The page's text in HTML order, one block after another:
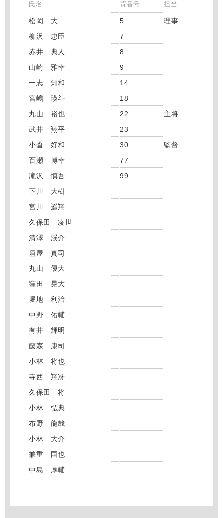
氏名 背番号 担当
松岡 大 5
理事
柳沢 忠臣
7
赤井 典人
8
山崎 雅幸
9
一志 知和
14
宮嶋 瑛斗
18
丸山 裕也
22
主将
武井 翔平
23
小倉 好和
30
監督
百瀬 博幸
77
滝沢 慎吾
99
下川 大樹
宮川 遥翔
久保田 凌世
清澤 渓介
垣屋 真司
丸山 優大
窪田 晃大
堀地 利治
中野 佑輔
有井 輝明
藤森 康司
小林 将也
寺西 翔冴
久保田 将
小林 弘典
布野 龍哉
小林 大介
兼重 国也
中島 厚輔